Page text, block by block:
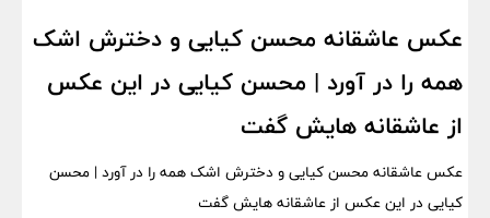
عکس عاشقانه محسن کیایی و دخترش اشک
همه را در آورد | محسن کیایی در این عکس
از عاشقانه هایش گفت
عکس عاشقانه محسن کیایی و دخترش اشک همه را در آورد | محسن
کیایی در این عکس از عاشقانه هایش گفت